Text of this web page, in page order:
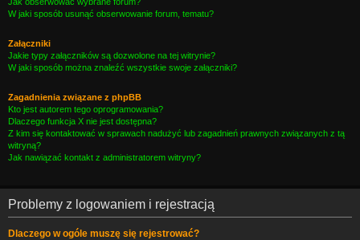
W jaki sposób usunąć obserwowanie forum, tematu?
Załączniki
Jakie typy załączników są dozwolone na tej witrynie?
W jaki sposób można znaleźć wszystkie swoje załączniki?
Zagadnienia związane z phpBB
Kto jest autorem tego oprogramowania?
Dlaczego funkcja X nie jest dostępna?
Z kim się kontaktować w sprawach nadużyć lub zagadnień prawnych związanych z tą
witryną?
Jak nawiązać kontakt z administratorem witryny?
Problemy z logowaniem i rejestracją
Dlaczego w ogóle muszę się rejestrować?